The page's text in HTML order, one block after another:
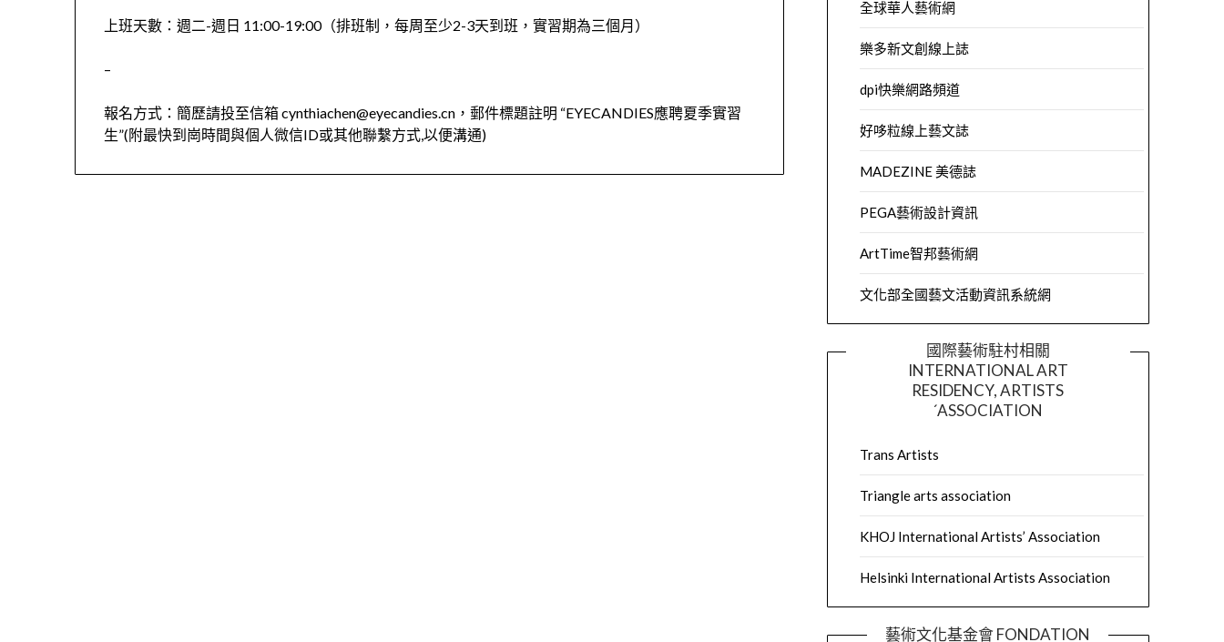
上班天數：週二-週日 11:00-19:00（排班制，每周至少2-3天到班，實習期為三個月）
–
報名方式：簡歷請投至信箱 cynthiachen@eyecandies.cn，郵件標題註明 “EYECANDIES應聘夏季實習
生”(附最快到崗時間與個人微信ID或其他聯繫方式,以便溝通)
全球華人藝術網
樂多新文創線上誌
dpi快樂網路頻道
好哆粒線上藝文誌
MADEZINE 美德誌
PEGA藝術設計資訊
ArtTime智邦藝術網
文化部全國藝文活動資訊系統網
國際藝術駐村相關
INTERNATIONAL ART
RESIDENCY, ARTISTS
´ASSOCIATION
Trans Artists
Triangle arts association
KHOJ International Artists’ Association
Helsinki International Artists Association
藝術文化基金會 FONDATION